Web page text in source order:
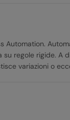
Automation.
su regole rigide. A
variazioni o